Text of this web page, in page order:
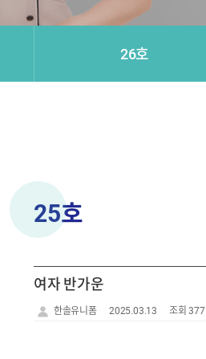
26호
25호
여자 반가운
한솔유니폼 2025.03.13 조회 377